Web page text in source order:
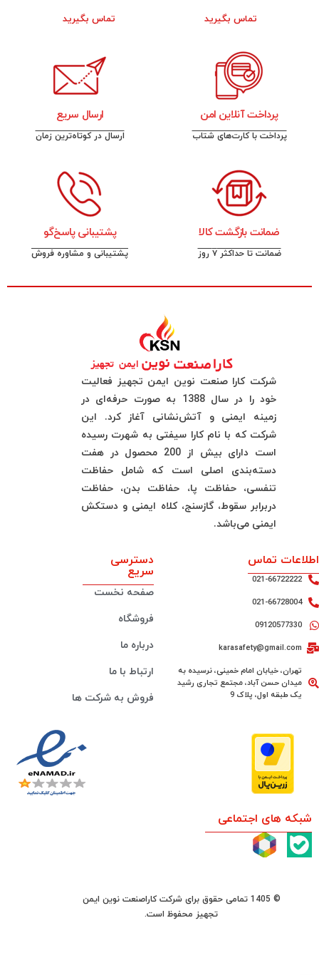
تماس بگیرید تماس بگیرید
پرداخت آنلاین امن
پرداخت با کارت‌های شتاب
ارسال سریع
ارسال در کوتاه‌ترین زمان
ضمانت بازگشت کالا
ضمانت تا حداکثر ۷ روز
پشتیبانی پاسخ‌گو
پشتیبانی و مشاوره فروش
شرکت کارا صنعت نوین ایمن تجهیز فعالیت
خود را در سال 1388 به صورت حرفه‌ای در
زمینه ایمنی و آتش‌نشانی آغاز کرد. این
شرکت که با نام کارا سیفتی به شهرت رسیده
است دارای بیش از 200 محصول در هفت
دسته‌بندی اصلی است که شامل حفاظت
تنفسی، حفاظت پا، حفاظت بدن، حفاظت
دربرابر سقوط، گازسنج، کلاه ایمنی و دستکش
ایمنی می‌باشد.
اطلاعات تماس
021-66722222
021-66728004
09120577330
karasafety@gmail.com
تهران، خیابان امام خمینی، نرسیده به
میدان حسن آباد، مجتمع تجاری رشید
یک طبقه اول، پلاک 9
دسترسی
سریع
صفحه نخست
فروشگاه
درباره ما
ارتباط با ما
فروش به شرکت ها
شبکه های اجتماعی
© 1405 تمامی حقوق برای شرکت کاراصنعت نوین ایمن
تجهیز محفوظ است.